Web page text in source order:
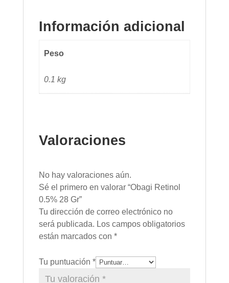
Información adicional
Peso
0.1 kg
Valoraciones
No hay valoraciones aún.
Sé el primero en valorar “Obagi Retinol
0.5% 28 Gr”
Tu dirección de correo electrónico no
será publicada. Los campos obligatorios
están marcados con *
Tu puntuación *